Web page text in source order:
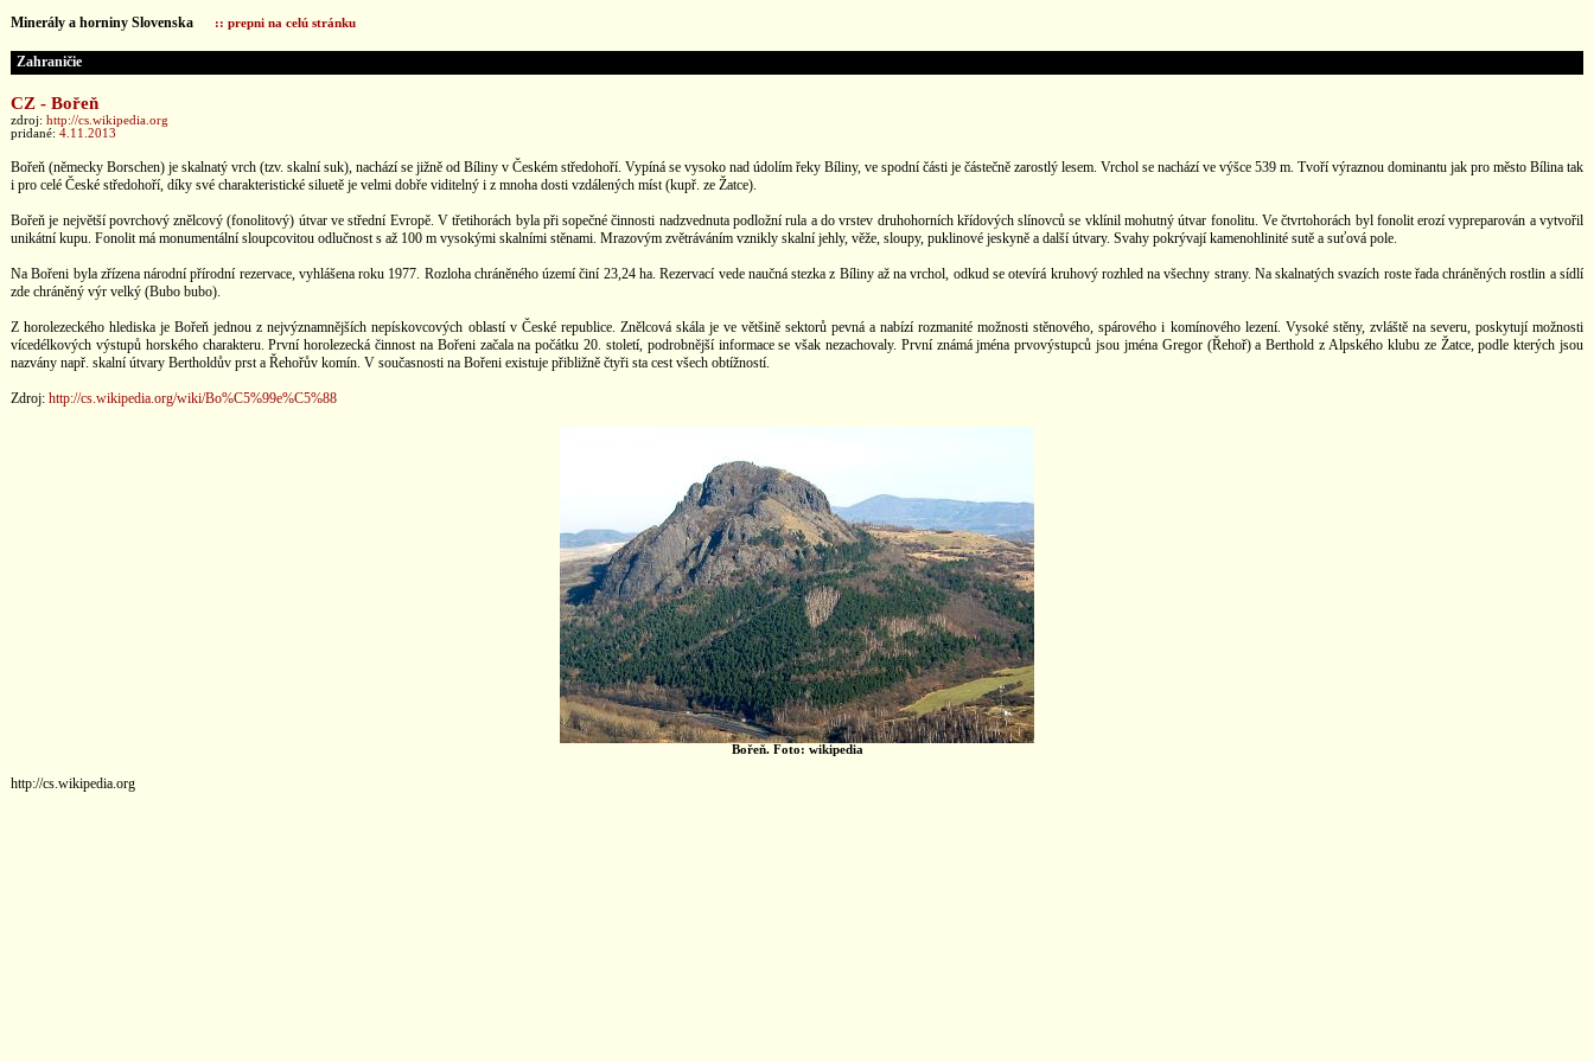
Minerály a horniny Slovenska :: prepni na celú stránku
Zahraničie
CZ - Bořeň
zdroj: http://cs.wikipedia.org
pridané: 4.11.2013
Bořeň (německy Borschen) je skalnatý vrch (tzv. skalní suk), nachází se jižně od Bíliny v Českém středohoří. Vypíná se vysoko nad údolím řeky Bíliny, ve spodní části je částečně zarostlý lesem. Vrchol se nachází ve výšce 539 m. Tvoří výraznou dominantu jak pro město Bílina tak
i pro celé České středohoří, díky své charakteristické siluetě je velmi dobře viditelný i z mnoha dosti vzdálených míst (kupř. ze Žatce).
Bořeň je největší povrchový znělcový (fonolitový) útvar ve střední Evropě. V třetihorách byla při sopečné činnosti nadzvednuta podložní rula a do vrstev druhohorních křídových slínovců se vklínil mohutný útvar fonolitu. Ve čtvrtohorách byl fonolit erozí vypreparován a vytvořil
unikátní kupu. Fonolit má monumentální sloupcovitou odlučnost s až 100 m vysokými skalními stěnami. Mrazovým zvětráváním vznikly skalní jehly, věže, sloupy, puklinové jeskyně a další útvary. Svahy pokrývají kamenohlinité sutě a suťová pole.
Na Bořeni byla zřízena národní přírodní rezervace, vyhlášena roku 1977. Rozloha chráněného území činí 23,24 ha. Rezervací vede naučná stezka z Bíliny až na vrchol, odkud se otevírá kruhový rozhled na všechny strany. Na skalnatých svazích roste řada chráněných rostlin a sídlí
zde chráněný výr velký (Bubo bubo).
Z horolezeckého hlediska je Bořeň jednou z nejvýznamnějších nepískovcových oblastí v České republice. Znělcová skála je ve většině sektorů pevná a nabízí rozmanité možnosti stěnového, spárového i komínového lezení. Vysoké stěny, zvláště na severu, poskytují možnosti
vícedélkových výstupů horského charakteru. První horolezecká činnost na Bořeni začala na počátku 20. století, podrobnější informace se však nezachovaly. První známá jména prvovýstupců jsou jména Gregor (Řehoř) a Berthold z Alpského klubu ze Žatce, podle kterých jsou
nazvány např. skalní útvary Bertholdův prst a Řehořův komín. V současnosti na Bořeni existuje přibližně čtyři sta cest všech obtížností.
Zdroj: http://cs.wikipedia.org/wiki/Bo%C5%99e%C5%88
Bořeň. Foto: wikipedia
http://cs.wikipedia.org